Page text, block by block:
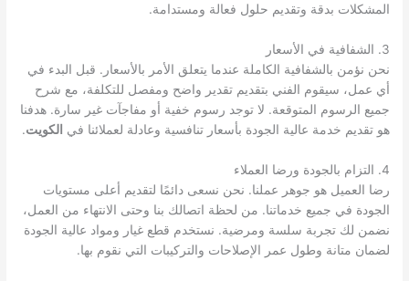
المشكلات بدقة وتقديم حلول فعالة ومستدامة.
3. الشفافية في الأسعار
نحن نؤمن بالشفافية الكاملة عندما يتعلق الأمر بالأسعار. قبل البدء في
أي عمل، سيقوم الفني بتقديم تقدير واضح ومفصل للتكلفة، مع شرح
جميع الرسوم المتوقعة. لا توجد رسوم خفية أو مفاجآت غير سارة. هدفنا
هو تقديم خدمة عالية الجودة بأسعار تنافسية وعادلة لعملائنا في الكويت.
4. التزام بالجودة ورضا العملاء
رضا العميل هو جوهر عملنا. نحن نسعى دائمًا لتقديم أعلى مستويات
الجودة في جميع خدماتنا. من لحظة اتصالك بنا وحتى الانتهاء من العمل،
نضمن لك تجربة سلسة ومرضية. نستخدم قطع غيار ومواد عالية الجودة
لضمان متانة وطول عمر الإصلاحات والتركيبات التي نقوم بها.